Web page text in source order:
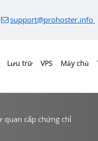
support@prohoster.info
Lưu trữ VPS Máy chủ
quan cấp chứng chỉ